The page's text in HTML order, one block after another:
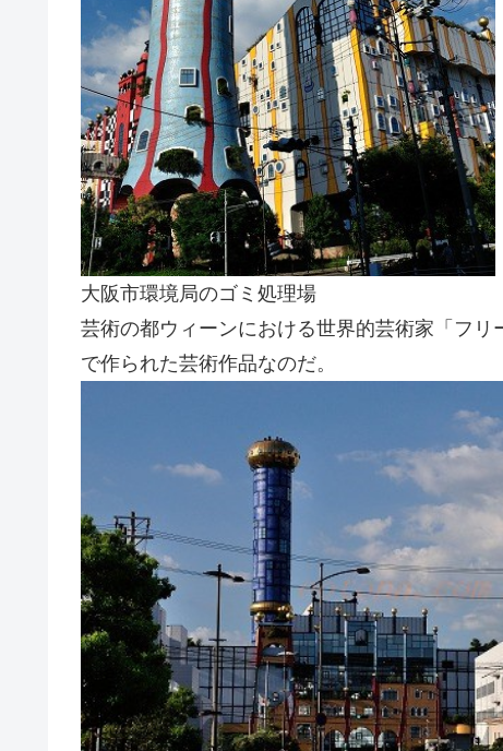
大阪市環境局のゴミ処理場
芸術の都ウィーンにおける世界的芸術家「フ
で作られた芸術作品なのだ。